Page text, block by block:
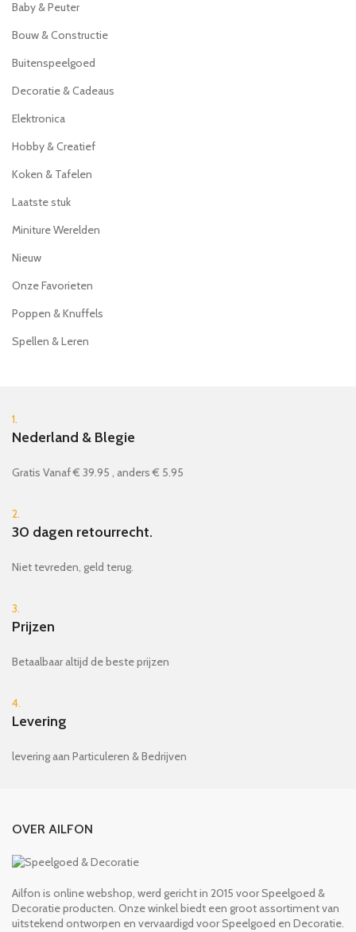
Baby & Peuter
Bouw & Constructie
Buitenspeelgoed
Decoratie & Cadeaus
Elektronica
Hobby & Creatief
Koken & Tafelen
Laatste stuk
Miniture Werelden
Nieuw
Onze Favorieten
Poppen & Knuffels
Spellen & Leren
1.
Nederland & Blegie
Gratis Vanaf € 39.95 , anders € 5.95
2.
30 dagen retourrecht.
Niet tevreden, geld terug.
3.
Prijzen
Betaalbaar altijd de beste prijzen
4.
Levering
levering aan Particuleren & Bedrijven
OVER AILFON
Ailfon is online webshop, werd gericht in 2015 voor Speelgoed &
Decoratie producten. Onze winkel biedt een groot assortiment van
uitstekend ontworpen en vervaardigd voor Speelgoed en Decoratie.